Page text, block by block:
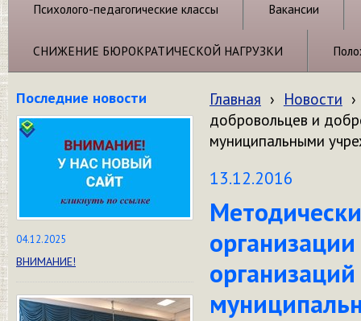
Психолого-педагогические классы Вакансии
СНИЖЕНИЕ БЮРОКРАТИЧЕСКОЙ НАГРУЗКИ
Последние новости
04.12.2025
ВНИМАНИЕ!
Главная › Новости ›
добровольцев и
муниципальными
13.12.2016